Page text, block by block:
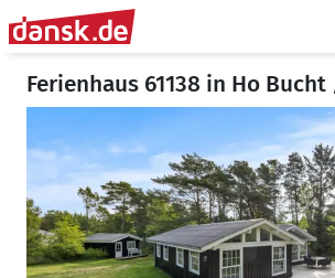
Ferienhaus 61138 in Ho